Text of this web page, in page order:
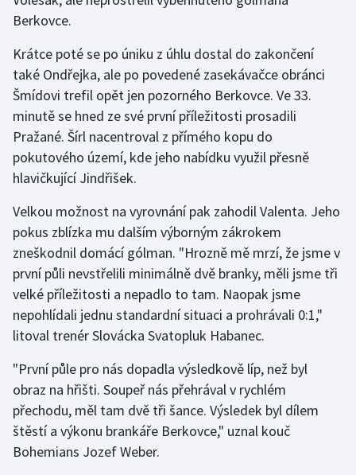
Gymnastika
Házená
Jezdectví
Judo
Krasobruslení
Lezení
Lyže a snowboard
Moderní pětiboj
Motorsport
Olympijské hry
Parasport
Plavání
Berkovce.
Krátce poté se po úniku z úhlu dostal do zakončení
také Ondřejka, ale po povedené zasekávačce obránci
Šmídovi trefil opět jen pozorného Berkovce. Ve 33.
minutě se hned ze své první příležitosti prosadili
Pražané. Šírl nacentroval z přímého kopu do
pokutového území, kde jeho nabídku využil přesně
hlavičkující Jindřišek.
Velkou možnost na vyrovnání pak zahodil Valenta. Jeho
pokus zblízka mu dalším výborným zákrokem
zneškodnil domácí gólman. "Hrozně mě mrzí, že jsme v
první půli nevstřelili minimálně dvě branky, měli jsme tři
velké příležitosti a nepadlo to tam. Naopak jsme
nepohlídali jednu standardní situaci a prohrávali 0:1,"
litoval trenér Slovácka Svatopluk Habanec.
"První půle pro nás dopadla výsledkově líp, než byl
obraz na hřišti. Soupeř nás přehrával v rychlém
přechodu, měl tam dvě tři šance. Výsledek byl dílem
štěstí a výkonu brankáře Berkovce," uznal kouč
Bohemians Jozef Weber.